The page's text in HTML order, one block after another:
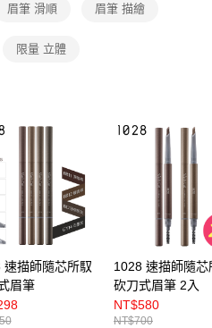
辦者引起之損失，本公司不負相關責
度不足之情形，本公司將視審查結果
資訊註冊。若發現惡意使用之情形，
戶之使用額度並採取法律行動。
眉筆 滑順 眉筆 描繪
限量 立體
速描師隨芯所馭
眉筆
1028 速描師隨芯
砍刀式眉筆 2入
NT$580
NT$700